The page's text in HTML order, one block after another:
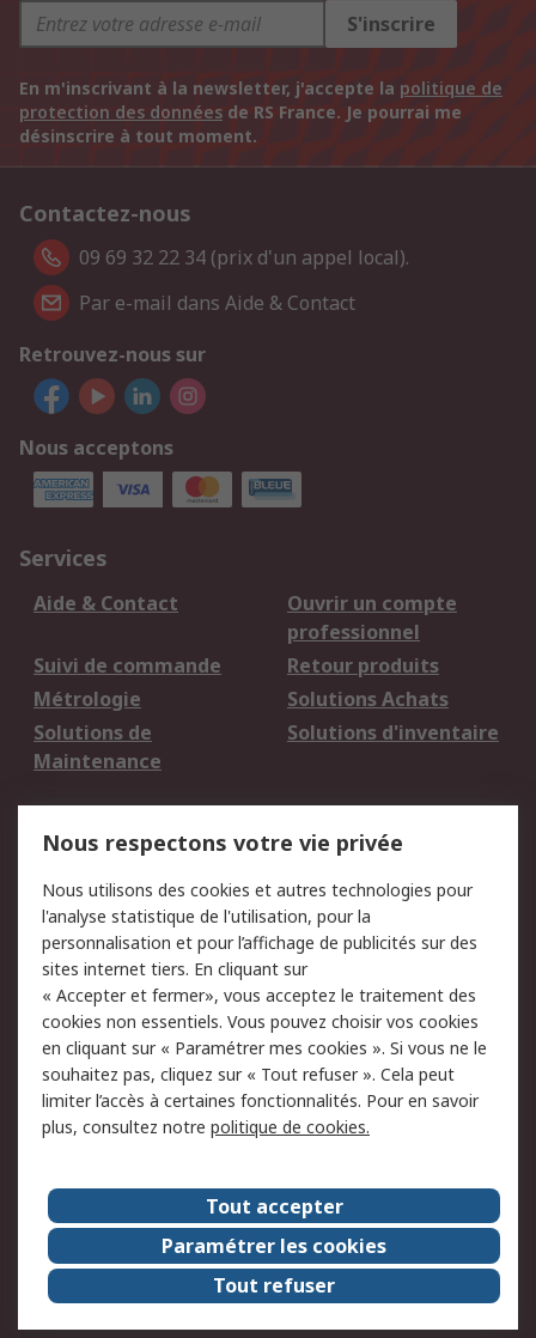
S'inscrire
En m'inscrivant à la newsletter, j'accepte la politique de
protection des données de RS France. Je pourrai me
désinscrire à tout moment.
Contactez-nous
09 69 32 22 34 (prix d'un appel local).
Par e-mail dans Aide & Contact
Retrouvez-nous sur
Nous acceptons
Services
Aide & Contact
Ouvrir un compte
professionnel
Suivi de commande
Retour produits
Métrologie
Solutions Achats
Solutions de
Maintenance
Solutions d'inventaire
du site
Politique de protection
des données - Mise à
jour
Sécurité des E-mails
Conditions générales
de vente
Politique anti-
corruption
Campagnes marketing
A propos de RS
A propos de RS France
Evénements
Le groupe RS Group Plc
Presse
RS dans le monde
Démarche RSE
Nous rejoindre
RS Particuliers
Nous respectons votre vie privée
Nous utilisons des cookies et autres technologies pour
l'analyse statistique de l'utilisation, pour la
personnalisation et pour l’affichage de publicités sur des
sites internet tiers. En cliquant sur
« Accepter et fermer», vous acceptez le traitement des
cookies non essentiels. Vous pouvez choisir vos cookies
en cliquant sur « Paramétrer mes cookies ». Si vous ne le
souhaitez pas, cliquez sur « Tout refuser ». Cela peut
limiter l’accès à certaines fonctionnalités. Pour en savoir
plus, consultez notre politique de cookies.
Tout accepter
Paramétrer les cookies
Tout refuser